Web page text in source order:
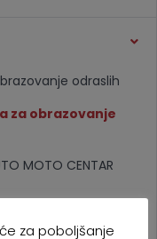
odraslih
za obrazovanje
MOTO CENTAR
za poboljšanje